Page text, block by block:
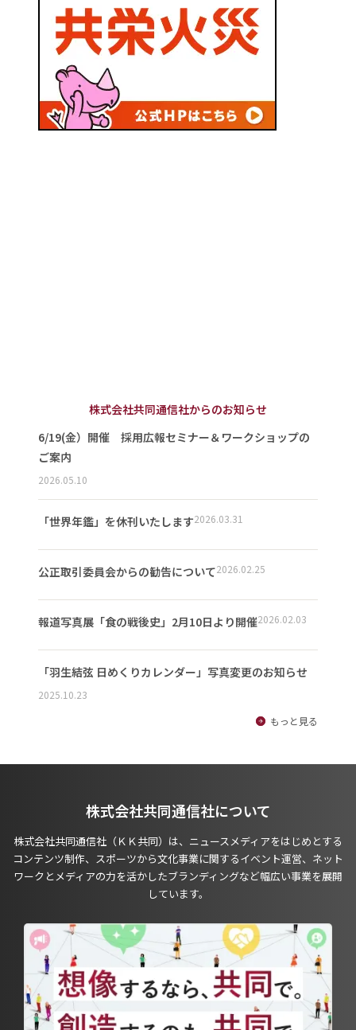
株式会社共同通信社からのお知らせ
6/19(金）開催 採用広報セミナー＆ワークショップの
ご案内
2026.05.10
「世界年鑑」を休刊いたします2026.03.31
公正取引委員会からの勧告について2026.02.25
報道写真展「食の戦後史」2月10日より開催2026.02.03
「羽生結弦 日めくりカレンダー」写真変更のお知らせ
2025.10.23
もっと見る
株式会社共同通信社について
株式会社共同通信社（ＫＫ共同）は、ニュースメディアをはじめとする
コンテンツ制作、スポーツから文化事業に関するイベント運営、ネット
ワークとメディアの力を活かしたブランディングなど幅広い事業を展開
しています。